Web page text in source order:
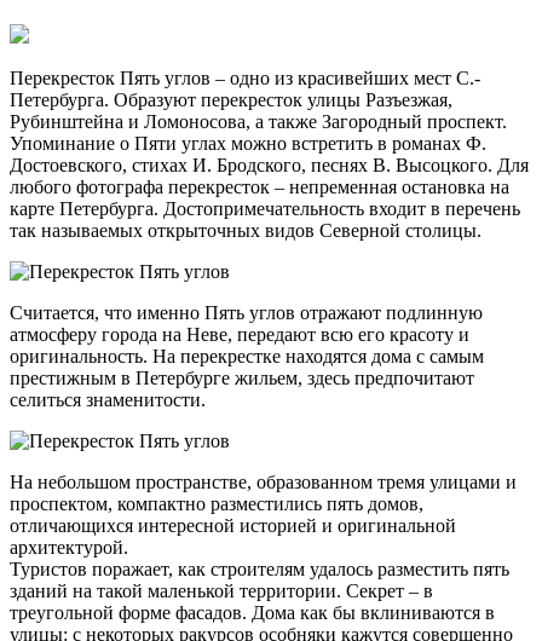
Перекресток Пять углов – одно из красивейших мест С.-
Петербурга. Образуют перекресток улицы Разъезжая,
Рубинштейна и Ломоносова, а также Загородный проспект.
Упоминание о Пяти углах можно встретить в романах Ф.
Достоевского, стихах И. Бродского, песнях В. Высоцкого. Для
любого фотографа перекресток – непременная остановка на
карте Петербурга. Достопримечательность входит в перечень
так называемых открыточных видов Северной столицы.
Считается, что именно Пять углов отражают подлинную
атмосферу города на Неве, передают всю его красоту и
оригинальность. На перекрестке находятся дома с самым
престижным в Петербурге жильем, здесь предпочитают
селиться знаменитости.
На небольшом пространстве, образованном тремя улицами и
проспектом, компактно разместились пять домов,
отличающихся интересной историей и оригинальной
архитектурой.
Туристов поражает, как строителям удалось разместить пять
зданий на такой маленькой территории. Секрет – в
треугольной форме фасадов. Дома как бы вклиниваются в
улицы: с некоторых ракурсов особняки кажутся совершенно